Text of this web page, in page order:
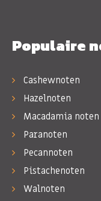
Populaire
Cashewnoten
Hazelnoten
Macadamia noten
Paranoten
Pecannoten
Pistachenoten
Walnoten